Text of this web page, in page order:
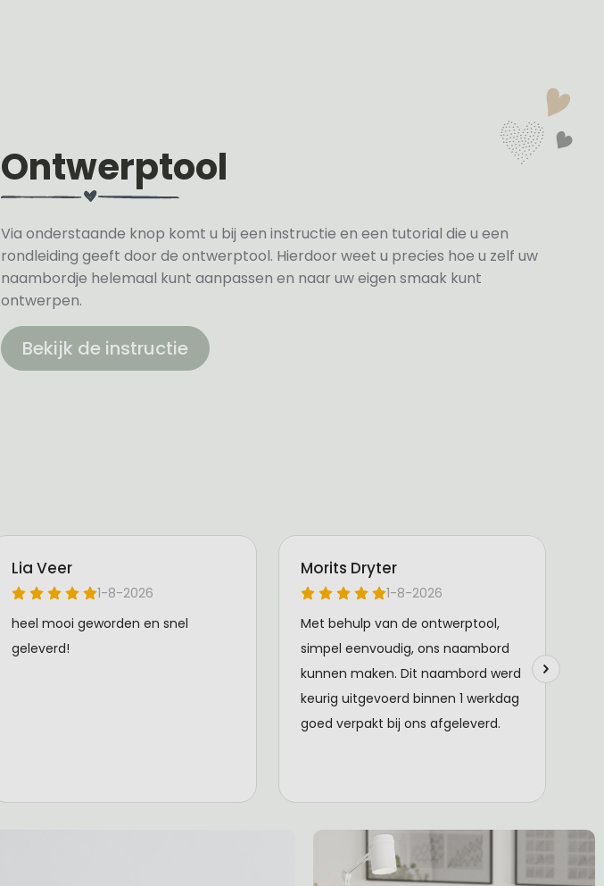
Ontwerptool
Via onderstaande knop komt u bij een instructie en een tutorial die u een
rondleiding geeft door de ontwerptool. Hierdoor weet u precies hoe u zelf uw
naambordje helemaal kunt aanpassen en naar uw eigen smaak kunt
ontwerpen.
Bekijk de instructie